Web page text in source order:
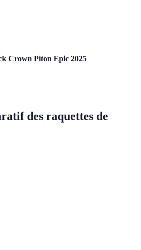
Crown Piton Epic 2025
des raquettes de